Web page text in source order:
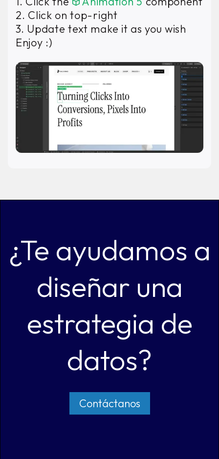
2. Click on top-right
3. Update text make it as you wish
Enjoy :)
¿Te ayudamos a
diseñar una
estrategia de
datos?
Contáctanos